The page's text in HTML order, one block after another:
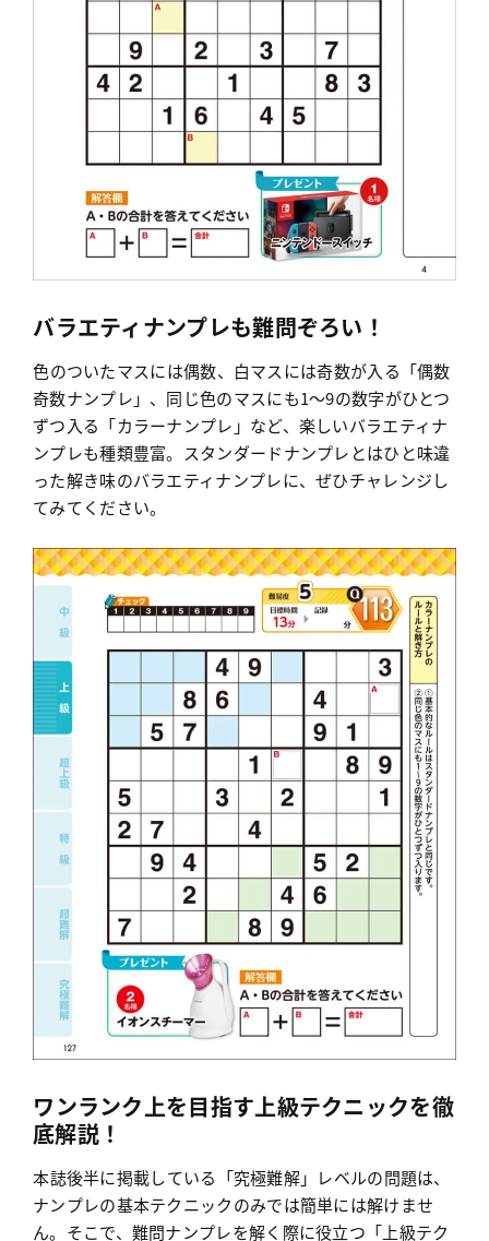
バラエティナンプレも難問ぞろい！
色のついたマスには偶数、白マスには奇数が入る「偶数
奇数ナンプレ」、同じ色のマスにも1〜9の数字がひとつ
ずつ入る「カラーナンプレ」など、楽しいバラエティナ
ンプレも種類豊富。スタンダードナンプレとはひと味違
った解き味のバラエティナンプレに、ぜひチャレンジし
てみてください。
ワンランク上を目指す上級テクニックを徹
底解説！
本誌後半に掲載している「究極難解」レベルの問題は、
ナンプレの基本テクニックのみでは簡単には解けませ
ん。そこで、難問ナンプレを解く際に役立つ「上級テク